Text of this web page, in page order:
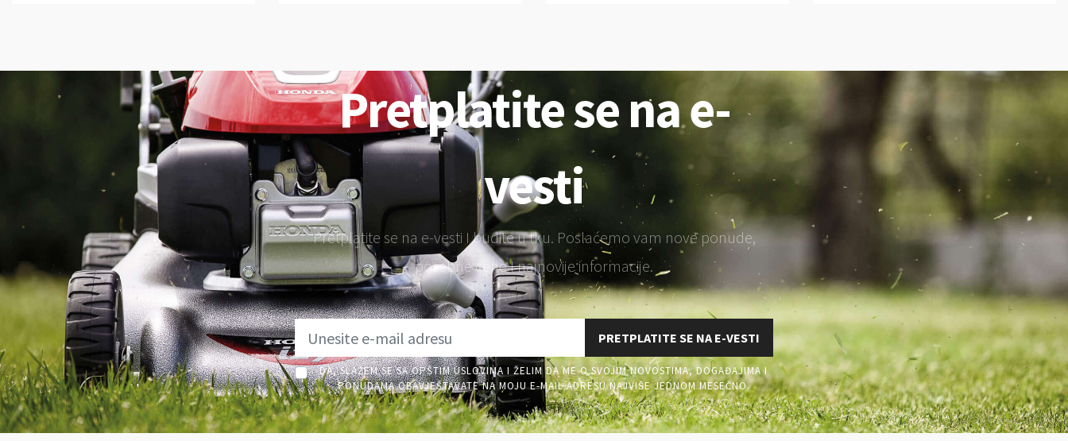
Pretplatite se na e-
vesti
Pretplatite se na e-vesti I budite u tku. Poslaćemo vam nove ponude,
posebne cene I najnovije informacije.
PRETPLATITE SE NA E-VESTI
DA, SLAŽEM SE SA OPŠTIM USLOVIMA I ŽELIM DA ME O SVOJIM NOVOSTIMA, DOGAĐAJIMA I
PONUDAMA OBAVJEŠTAVATE NA MOJU E-MAIL ADRESU NAJVIŠE JEDNOM MESEČNO.